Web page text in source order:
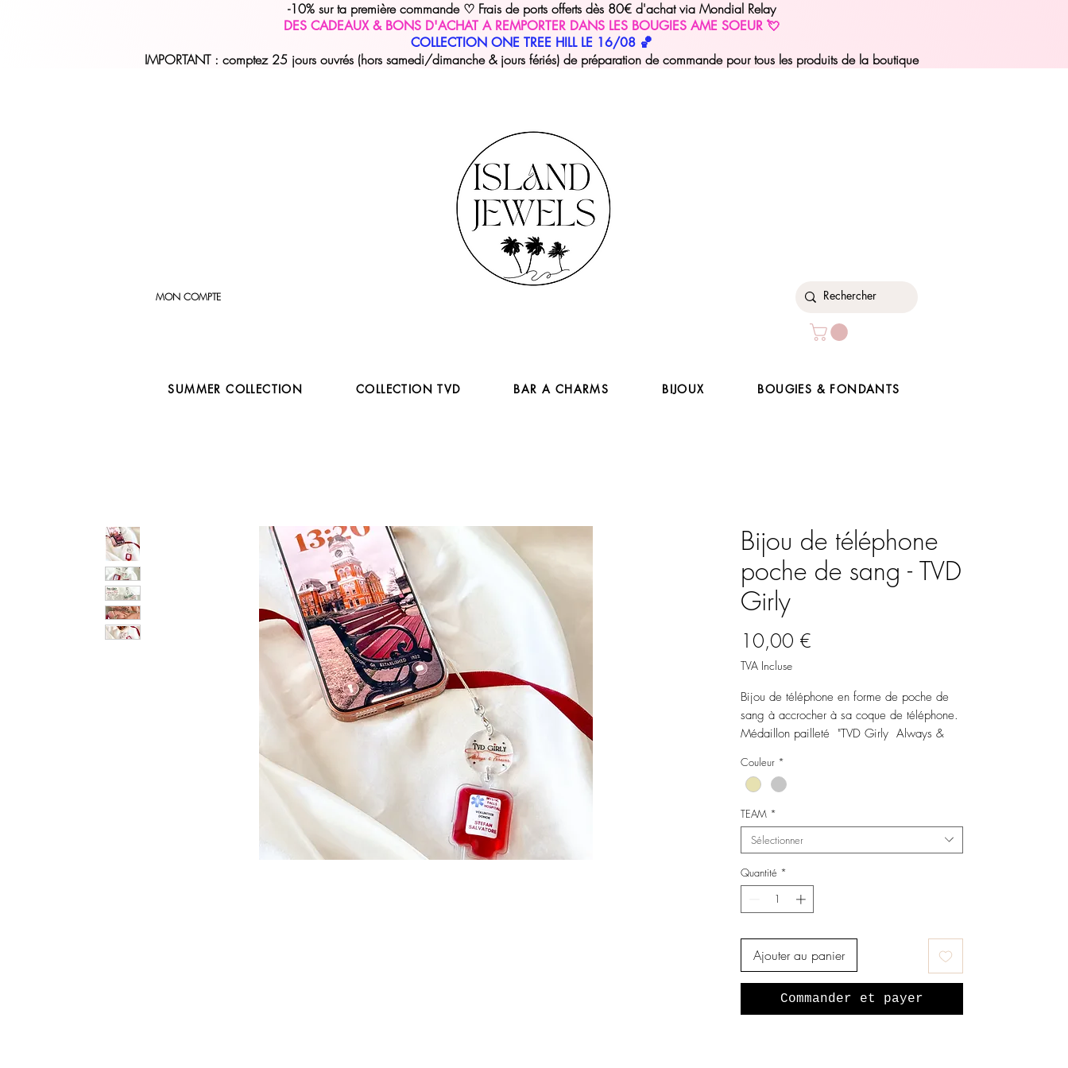
-10% sur ta première commande ♡ Frais de ports offerts dès 80€ d'achat via Mondial Relay
DES CADEAUX & BONS D'ACHAT A REMPORTER DANS LES BOUGIES AME SOEUR 💘
COLLECTION ONE TREE HILL LE 16/08 🏀
IMPORTANT : comptez 25 jours ouvrés (hors samedi/dimanche & jours fériés) de préparation de commande pour tous les produits de la boutique
MON COMPTE
SUMMER COLLECTION COLLECTION TVD BAR A CHARMS BIJOUX BOUGIES & FONDANTS
Bijou de téléphone
poche de sang - TVD
Girly
10,00 €
TVA Incluse
Bijou de téléphone en forme de poche de
sang à accrocher à sa coque de téléphone.
Médaillon pailleté "TVD Girly Always &
Couleur *
TEAM *
Sélectionner
Quantité *
Ajouter au panier
Commander et payer